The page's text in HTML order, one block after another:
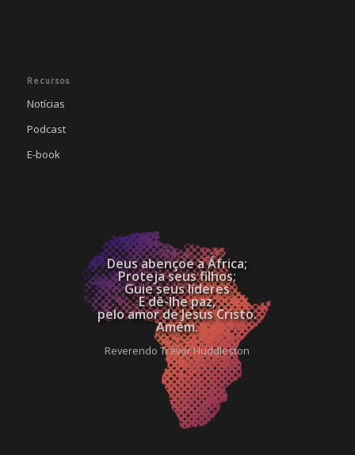
Recursos
Notícias
Podcast
E-book
Deus abençoe a África;
Proteja seus filhos;
Guie seus líderes
E dê-lhe paz,
pelo amor de Jesus Cristo.
Amém.
Reverendo Trevor Huddleston